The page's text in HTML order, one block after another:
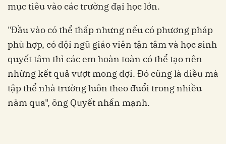
mục tiêu vào các trường đại học lớn.
"Đầu vào có thể thấp nhưng nếu có phương pháp
phù hợp, có đội ngũ giáo viên tận tâm và học sinh
quyết tâm thì các em hoàn toàn có thể tạo nên
những kết quả vượt mong đợi. Đó cũng là điều mà
tập thể nhà trường luôn theo đuổi trong nhiều
năm qua", ông Quyết nhấn mạnh.